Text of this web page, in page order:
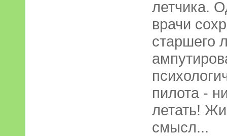
летчика.
врачи
старшего
пилота -
летать!
смысл...